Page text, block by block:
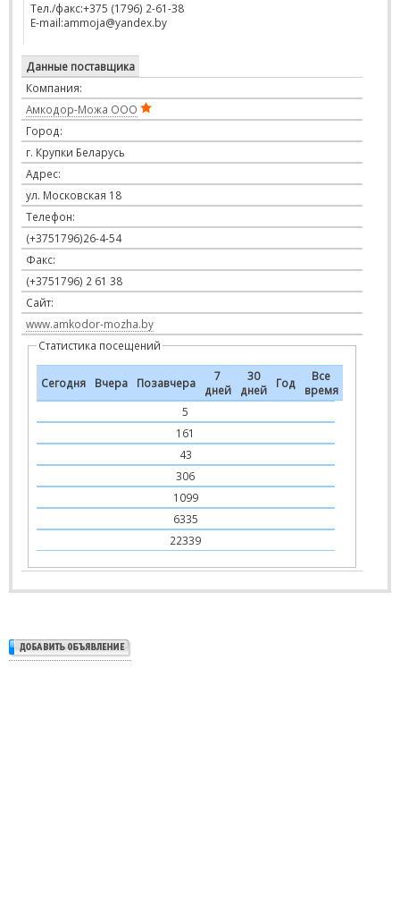
Тел./факс:+375 (1796) 2-61-38
E-mail:ammoja@yandex.by
Данные поставщика
Компания:
Амкодор-Можа ООО
Город:
г. Крупки Беларусь
Адрес:
ул. Московская 18
Телефон:
(+3751796)26-4-54
Факс:
(+3751796) 2 61 38
Сайт:
www.amkodor-mozha.by
Статистика посещений
Сегодня Вчера Позавчера
7
дней
30
дней
Год
Все
время
5
161
43
306
1099
6335
22339